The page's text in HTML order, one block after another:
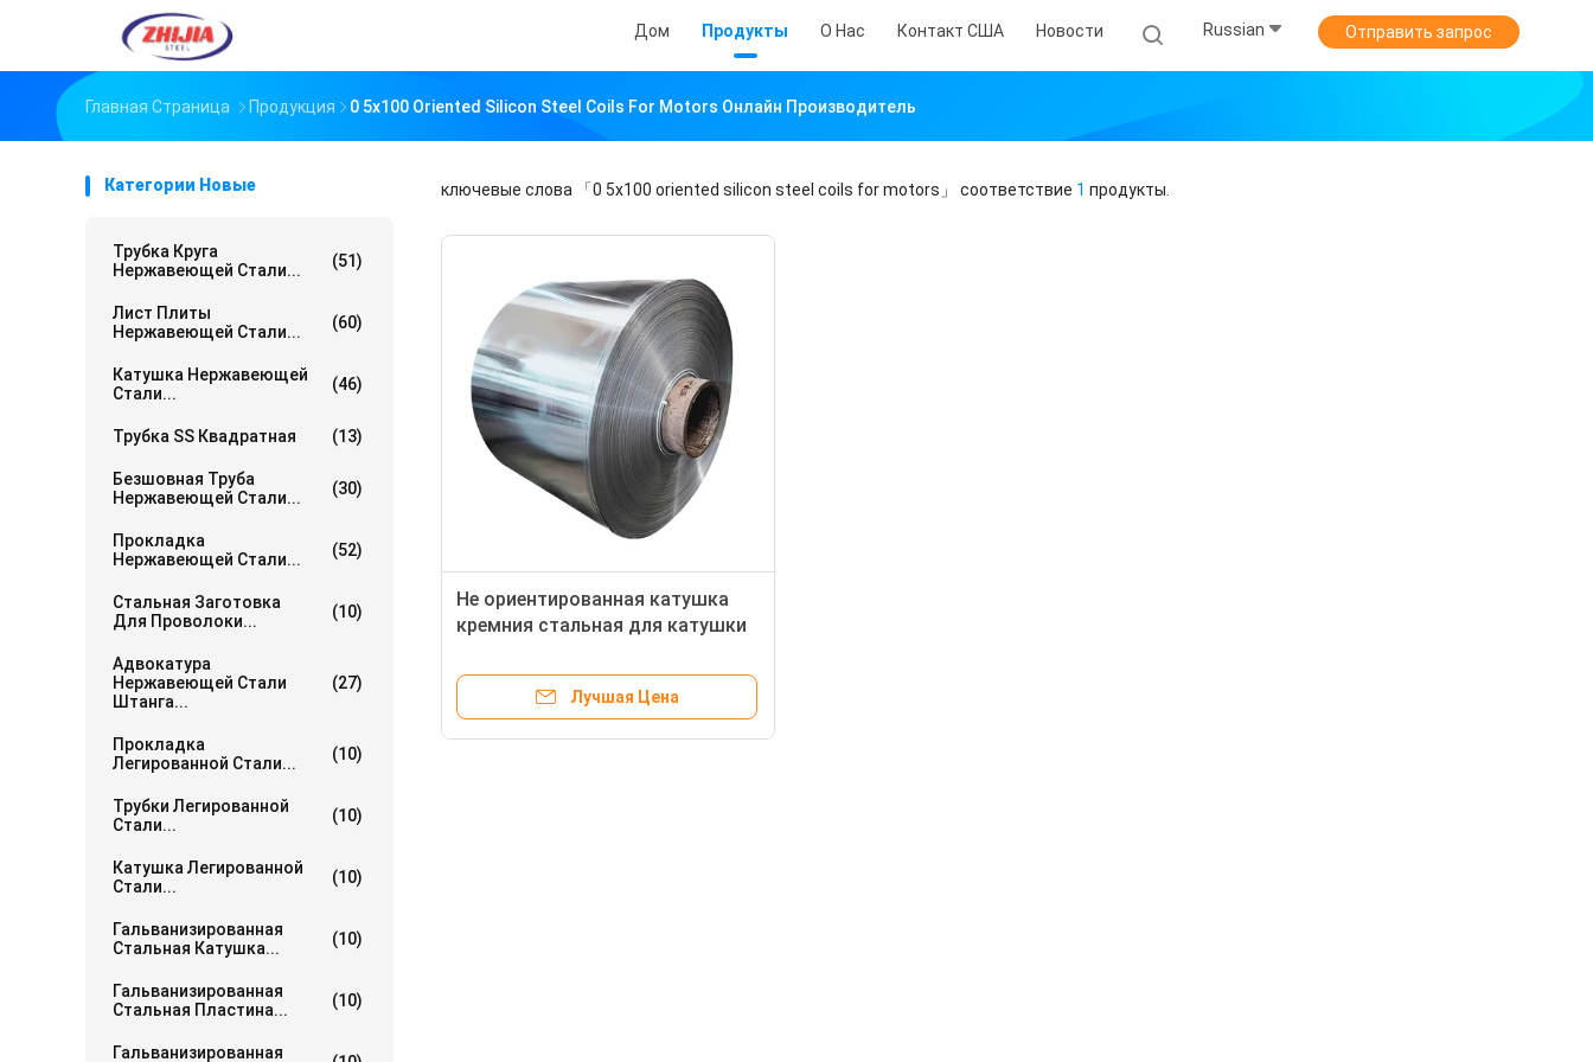
Дом Продукты О Нас Контакт США Новости Russian Отправить запрос
Главная Страница Продукция 0 5x100 Oriented Silicon Steel Coils For Motors Онлайн Производитель
Категории Новые
Трубка Круга
Нержавеющей Стали...
(51)
Лист Плиты
Нержавеющей Стали...
(60)
Катушка Нержавеющей
Стали...
(46)
Трубка SS Квадратная (13)
Безшовная Труба
Нержавеющей Стали...
(30)
Прокладка
Нержавеющей Стали...
(52)
Стальная Заготовка
Для Проволоки...
(10)
Адвокатура
Нержавеющей Стали
Штанга...
(27)
Прокладка
Легированной Стали...
(10)
Трубки Легированной
Стали...
(10)
Катушка Легированной
Стали...
(10)
Гальванизированная
Стальная Катушка...
(10)
Гальванизированная
Стальная Пластина...
(10)
Гальванизированная
ключевые слова 「0 5x100 oriented silicon steel coils for motors」 соответствие 1 продукты.
Не ориентированная катушка
кремния стальная для катушки
стержня моторов
электрическойЛучшая Цена